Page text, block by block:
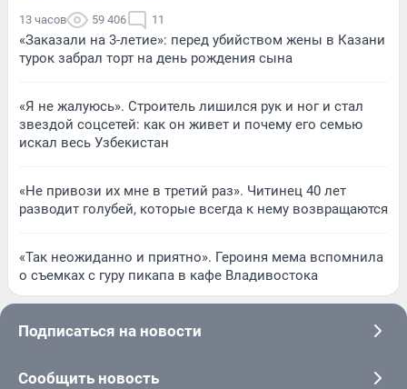
13 часов 59 406 11
«Заказали на 3-летие»: перед убийством жены в Казани
турок забрал торт на день рождения сына
«Я не жалуюсь». Строитель лишился рук и ног и стал
звездой соцсетей: как он живет и почему его семью
искал весь Узбекистан
«Не привози их мне в третий раз». Читинец 40 лет
разводит голубей, которые всегда к нему возвращаются
«Так неожиданно и приятно». Героиня мема вспомнила
о съемках с гуру пикапа в кафе Владивостока
Подписаться на новости
Сообщить новость